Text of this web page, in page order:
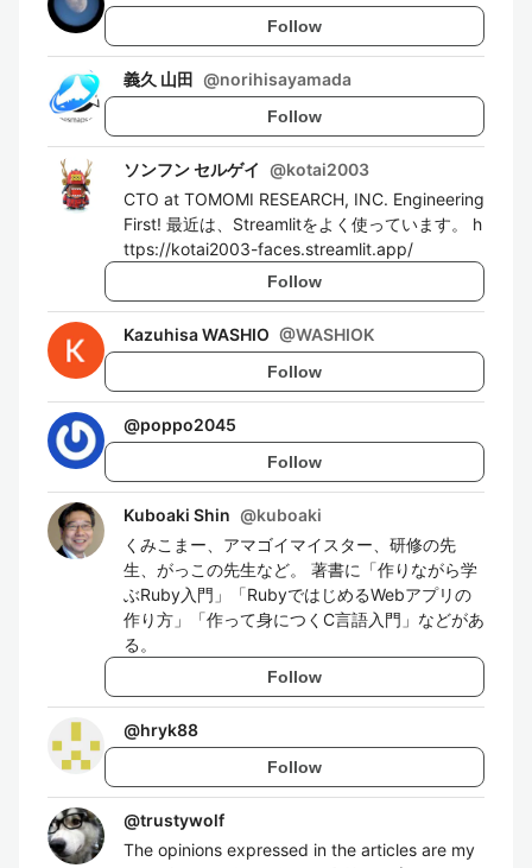
Follow
義久 山田 @norihisayamada
Follow
ソンフン セルゲイ @kotai2003
CTO at TOMOMI RESEARCH, INC. Engineering
First! 最近は、Streamlitをよく使っています。 h
ttps://kotai2003-faces.streamlit.app/
Follow
Kazuhisa WASHIO @WASHIOK
Follow
@poppo2045
Follow
Kuboaki Shin @kuboaki
くみこまー、アマゴイマイスター、研修の先
生、がっこの先生など。 著書に「作りながら学
ぶRuby入門」「RubyではじめるWebアプリの
作り方」「作って身につくC言語入門」などがあ
る。
Follow
@hryk88
Follow
@trustywolf
The opinions expressed in the articles are my